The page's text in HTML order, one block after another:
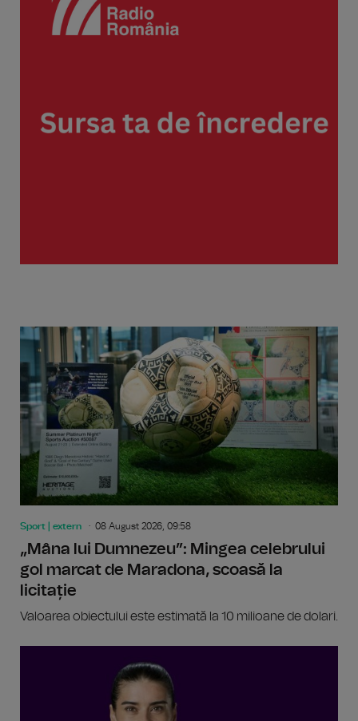
Sport | extern 08 August 2026, 09:58
„Mâna lui Dumnezeu”: Mingea celebrului
gol marcat de Maradona, scoasă la
licitație
Valoarea obiectului este estimată la 10 milioane de dolari.